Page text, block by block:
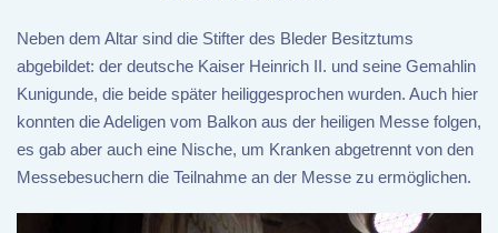
Neben dem Altar sind die Stifter des Bleder Besitztums
abgebildet: der deutsche Kaiser Heinrich II. und seine Gemahlin
Kunigunde, die beide später heiliggesprochen wurden. Auch hier
konnten die Adeligen vom Balkon aus der heiligen Messe folgen,
es gab aber auch eine Nische, um Kranken abgetrennt von den
Messebesuchern die Teilnahme an der Messe zu ermöglichen.